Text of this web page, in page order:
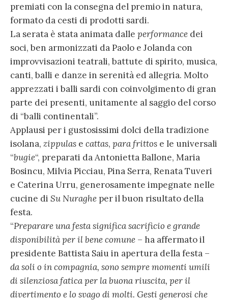
premiati con la consegna del premio in natura,
formato da cesti di prodotti sardi.
La serata è stata animata dalle performance dei
soci, ben armonizzati da Paolo e Jolanda con
improvvisazioni teatrali, battute di spirito, musica,
canti, balli e danze in serenità ed allegria. Molto
apprezzati i balli sardi con coinvolgimento di gran
parte dei presenti, unitamente al saggio del corso
di “balli continentali”.
Applausi per i gustosissimi dolci della tradizione
isolana, zippulas e cattas, para frittos e le universali
“bugie“, preparati da Antonietta Ballone, Maria
Bosincu, Milvia Picciau, Pina Serra, Renata Tuveri
e Caterina Urru, generosamente impegnate nelle
cucine di Su Nuraghe per il buon risultato della
festa.
“Preparare una festa significa sacrificio e grande
disponibilità per il bene comune – ha affermato il
presidente Battista Saiu in apertura della festa –
da soli o in compagnia, sono sempre momenti umili
di silenziosa fatica per la buona riuscita, per il
divertimento e lo svago di molti. Gesti generosi che